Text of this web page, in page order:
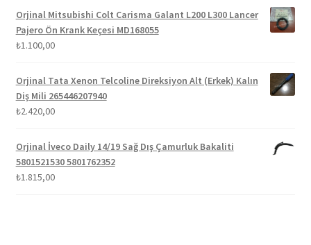
Orjinal Mitsubishi Colt Carisma Galant L200 L300 Lancer
Pajero Ön Krank Keçesi MD168055
₺1.100,00
Orjinal Tata Xenon Telcoline Direksiyon Alt (Erkek) Kalın
Diş Mili 265446207940
₺2.420,00
Orjinal İveco Daily 14/19 Sağ Dış Çamurluk Bakaliti
5801521530 5801762352
₺1.815,00